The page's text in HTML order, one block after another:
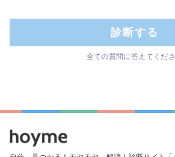
診断する
全ての質問に答えてくだ